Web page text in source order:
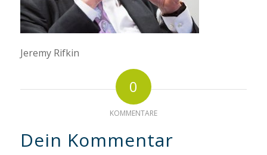
Jeremy Rifkin
0
KOMMENTARE
Dein Kommentar